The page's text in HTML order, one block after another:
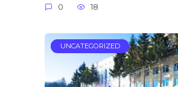
0 18
UNCATEGORIZED